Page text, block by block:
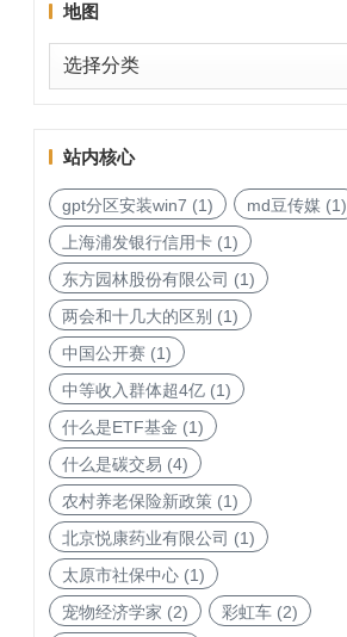
地图
地
图
站内核心
gpt分区安装win7 (1) md豆传媒(1)
上海浦发银行信用卡(1)
东方园林股份有限公司 (1)
两会和十几大的区别 (1)
中国公开赛(1)
中等收入群体超4亿(1)
什么是ETF基金 (1)
什么是碳交易 (4)
农村养老保险新政策(1)
北京悦康药业有限公司 (1)
太原市社保中心(1)
宠物经济学家 (2) 彩虹车(2)